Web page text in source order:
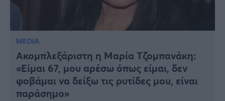
MEDIA
Ακομπλεξάριστη η Μαρία Τζομπανάκη:
«Είμαι 67, μου αρέσω όπως είμαι, δεν
φοβάμαι να δείξω τις ρυτίδες μου, είναι
παράσημο»